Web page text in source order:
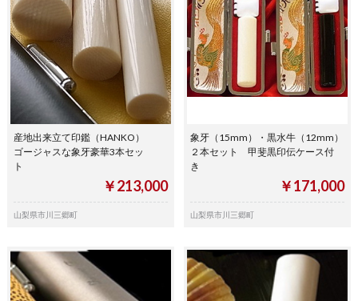
産地出来立て印鑑（HANKO）
ゴージャスな象牙豪華3本セッ
ト
￥213,000
山梨県市川三郷町
象牙（15mm）・黒水牛（12mm）
２本セット 甲斐黒印伝ケース付
き
￥171,000
山梨県市川三郷町